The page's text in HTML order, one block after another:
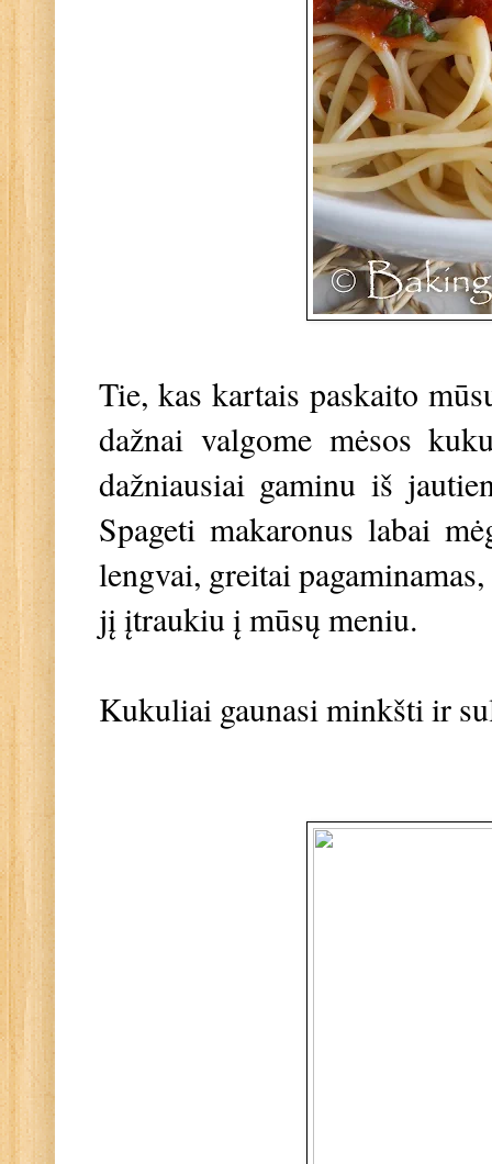
Tie, kas kartais paskaito
dažnai valgome mėsos
dažniausiai gaminu iš
Spageti makaronus labai
lengvai, greitai
jį įtraukiu į mūsų meniu.
Kukuliai gaunasi minkšti ir